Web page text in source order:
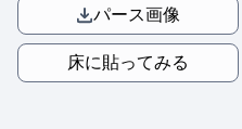
パース画像
床に貼ってみる